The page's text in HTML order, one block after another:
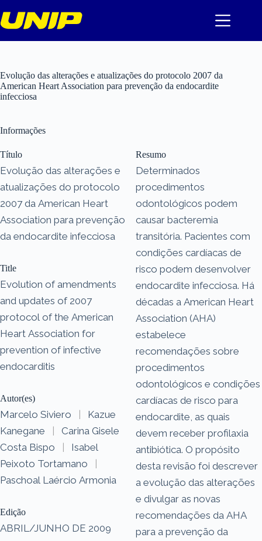
para
o
Evolução das alterações e atualizações do protocolo 2007 da
American Heart Association para prevenção da endocardite
infecciosa
Informações
Título
Evolução das alterações e
atualizações do protocolo
2007 da American Heart
Association para prevenção
da endocardite infecciosa
Title
Evolution of amendments
and updates of 2007
protocol of the American
Heart Association for
prevention of infective
endocarditis
Autor(es)
Marcelo Siviero |
Kazue
Kanegane
|
Carina Gisele
Costa Bispo
|
Isabel
Peixoto Tortamano
|
Paschoal Laércio Armonia
Edição
ABRIL/JUNHO DE 2009
Resumo
Determinados
procedimentos
odontológicos podem
causar bacteremia
transitória. Pacientes com
condições cardíacas de
risco podem desenvolver
endocardite infecciosa. Há
décadas a American Heart
Association (AHA)
estabelece
recomendações sobre
procedimentos
odontológicos e condições
cardíacas de risco para
endocardite, as quais
devem receber profilaxia
antibiótica. O propósito
desta revisão foi descrever
a evolução das alterações
e divulgar as novas
recomendações da AHA
para a prevenção da